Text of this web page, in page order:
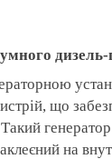
дизель-
що
Такий
на